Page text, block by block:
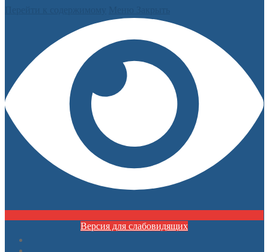
Версия для слабовидящих